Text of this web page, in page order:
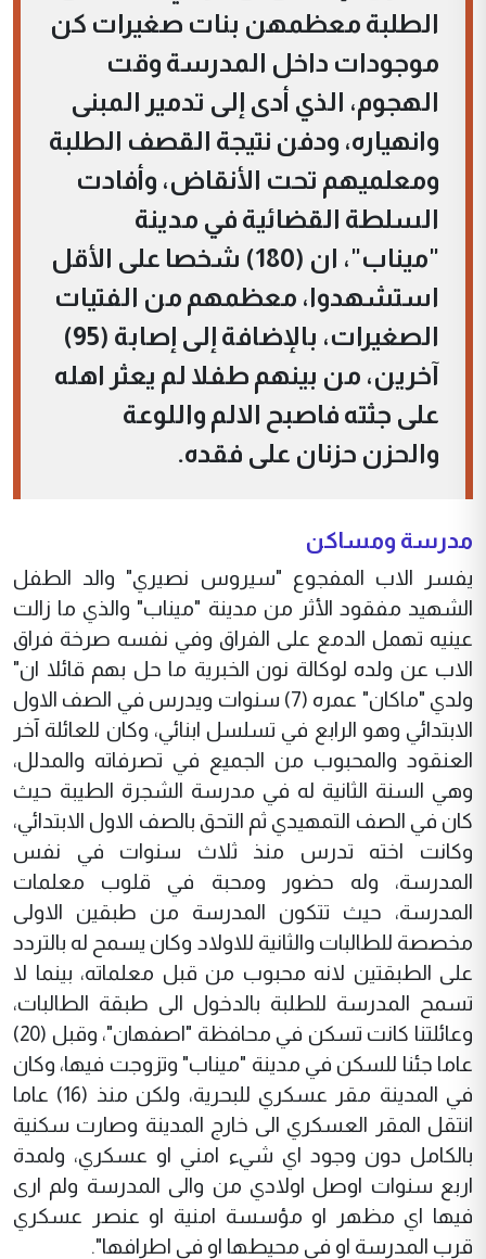
الطلبة معظمهن بنات صغيرات كن
موجودات داخل المدرسة وقت
الهجوم، الذي أدى إلى تدمير المبنى
وانهياره، ودفن نتيجة القصف الطلبة
ومعلميهم تحت الأنقاض، وأفادت
السلطة القضائية في مدينة
"ميناب"، ان (180) شخصا على الأقل
استشهدوا، معظمهم من الفتيات
الصغيرات، بالإضافة إلى إصابة (95)
آخرين، من بينهم طفلا لم يعثر اهله
على جثته فاصبح الالم واللوعة
والحزن حزنان على فقده.
مدرسة ومساكن
يفسر الاب المفجوع "سيروس نصيري" والد الطفل
الشهيد مفقود الأثر من مدينة "ميناب" والذي ما زالت
عينيه تهمل الدمع على الفراق وفي نفسه صرخة فراق
الاب عن ولده لوكالة نون الخبرية ما حل بهم قائلا ان"
ولدي "ماكان" عمره (7) سنوات ويدرس في الصف الاول
الابتدائي وهو الرابع في تسلسل ابنائي، وكان للعائلة آخر
العنقود والمحبوب من الجميع في تصرفاته والمدلل،
وهي السنة الثانية له في مدرسة الشجرة الطيبة حيث
كان في الصف التمهيدي ثم التحق بالصف الاول الابتدائي،
وكانت اخته تدرس منذ ثلاث سنوات في نفس
المدرسة، وله حضور ومحبة في قلوب معلمات
المدرسة، حيث تتكون المدرسة من طبقين الاولى
مخصصة للطالبات والثانية للاولاد وكان يسمح له بالتردد
على الطبقتين لانه محبوب من قبل معلماته، بينما لا
تسمح المدرسة للطلبة بالدخول الى طبقة الطالبات،
وعائلتنا كانت تسكن في محافظة "اصفهان"، وقبل (20)
عاما جئنا للسكن في مدينة "ميناب" وتزوجت فيها، وكان
في المدينة مقر عسكري للبحرية، ولكن منذ (16) عاما
انتقل المقر العسكري الى خارج المدينة وصارت سكنية
بالكامل دون وجود اي شيء امني او عسكري، ولمدة
اربع سنوات اوصل اولادي من والى المدرسة ولم ارى
فيها اي مظهر او مؤسسة امنية او عنصر عسكري
قرب المدرسة او في محيطها او في اطرافها".